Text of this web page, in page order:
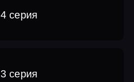
4 серия
3 серия